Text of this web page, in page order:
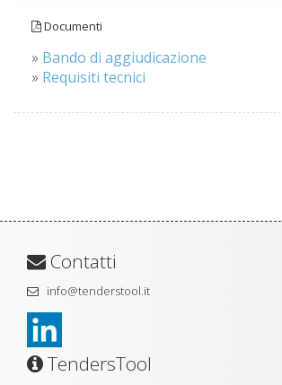
Documenti
» Bando di aggiudicazione
» Requisiti tecnici
Contatti
info@tenderstool.it
TendersTool